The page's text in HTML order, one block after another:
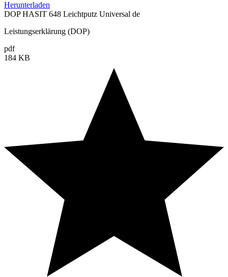
Herunterladen
DOP HASIT 648 Leichtputz Universal de
Leistungserklärung (DOP)
pdf
184 KB